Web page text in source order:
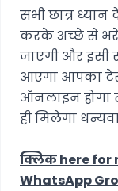
सभी छात्र
करके अच्छे से भरे
जाएगी और
आएगा आपका
ऑनलाइन होगा
ही मिलेगा
क्लिक here
WhatsApp